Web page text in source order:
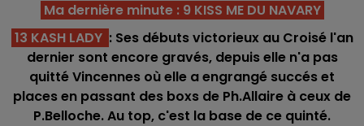
Ma dernière minute : 9 KISS ME DU NAVARY
13 KASH LADY : Ses débuts victorieux au Croisé l'an
dernier sont encore gravés, depuis elle n'a pas
quitté Vincennes où elle a engrangé succés et
places en passant des boxs de Ph.Allaire à ceux de
P.Belloche. Au top, c'est la base de ce quinté.